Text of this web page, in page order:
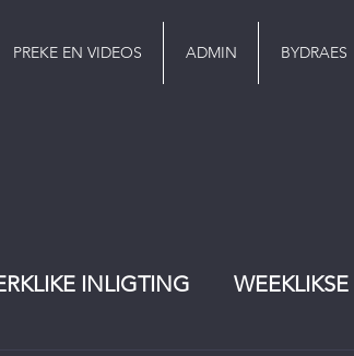
PREKE EN VIDEOS ADMIN BYDRAES
INLIGTING